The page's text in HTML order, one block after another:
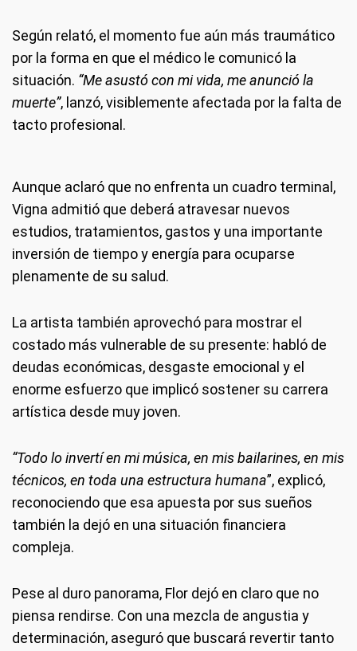
Según relató, el momento fue aún más traumático
por la forma en que el médico le comunicó la
situación. “Me asustó con mi vida, me anunció la
muerte”, lanzó, visiblemente afectada por la falta de
tacto profesional.
Aunque aclaró que no enfrenta un cuadro terminal,
Vigna admitió que deberá atravesar nuevos
estudios, tratamientos, gastos y una importante
inversión de tiempo y energía para ocuparse
plenamente de su salud.
La artista también aprovechó para mostrar el
costado más vulnerable de su presente: habló de
deudas económicas, desgaste emocional y el
enorme esfuerzo que implicó sostener su carrera
artística desde muy joven.
“Todo lo invertí en mi música, en mis bailarines, en mis
técnicos, en toda una estructura humana”, explicó,
reconociendo que esa apuesta por sus sueños
también la dejó en una situación financiera
compleja.
Pese al duro panorama, Flor dejó en claro que no
piensa rendirse. Con una mezcla de angustia y
determinación, aseguró que buscará revertir tanto